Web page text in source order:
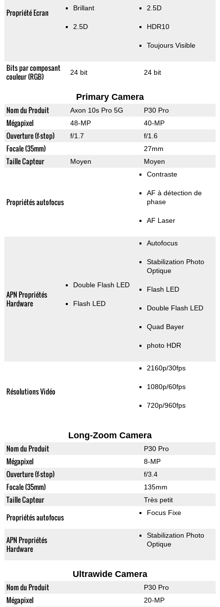
Propriété Ecran Brillant
2.5D
2.5D
HDR10
Toujours Visible
Bits par composant
couleur (RGB)
24 bit 24 bit
Primary Camera
Nom du Produit Axon 10s Pro 5G P30 Pro
Mégapixel 48-MP 40-MP
Ouverture (f-stop) f/1.7 f/1.6
Focale (35mm) 27mm
Taille Capteur Moyen Moyen
Propriétés autofocus
Contraste
AF à détection de
phase
AF Laser
APN Propriétés
Hardware
Double Flash LED
Flash LED
Autofocus
Stabilization Photo
Optique
Flash LED
Double Flash LED
Quad Bayer
photo HDR
Résolutions Vidéo
2160p/30fps
1080p/60fps
720p/960fps
Long-Zoom Camera
Nom du Produit P30 Pro
Mégapixel 8-MP
Ouverture (f-stop) f/3.4
Focale (35mm) 135mm
Taille Capteur Très petit
Propriétés autofocus Focus Fixe
APN Propriétés
Hardware
Stabilization Photo
Optique
Ultrawide Camera
Nom du Produit P30 Pro
Mégapixel 20-MP